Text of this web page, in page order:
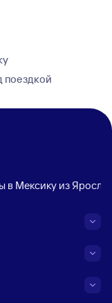
поездкой
в Мексику из